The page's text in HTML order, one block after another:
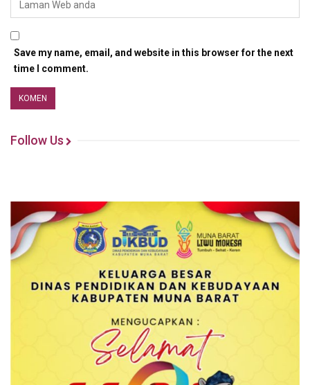
Save my name, email, and website in this browser for the next
time I comment.
Follow Us